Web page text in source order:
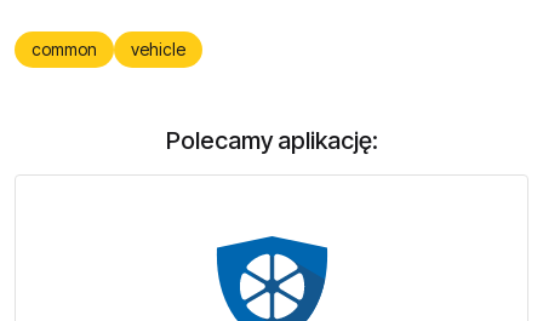
common vehicle
Polecamy aplikację: